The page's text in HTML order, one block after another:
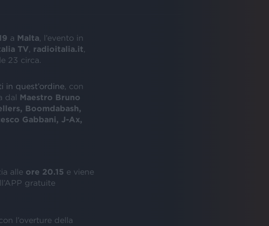
a Malta , l’evento in
TV radioitalia.it
23 circa.
in quest’ordine, con
dal Maestro Bruno
, Boomdabash,
Gabbani, J-Ax,
alle ore 20.15 e viene
gratuite
l’overture della